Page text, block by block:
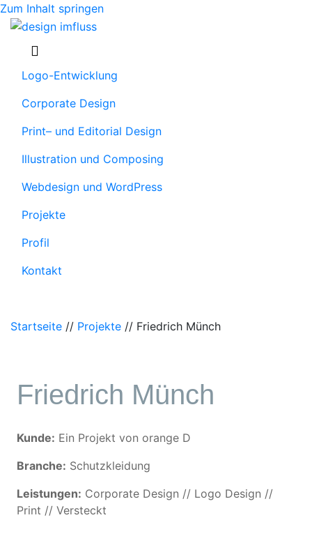
Zum Inhalt springen
Logo-Entwicklung
Corporate Design
Print– und Editorial Design
Illustration und Composing
Webdesign und WordPress
Projekte
Profil
Kontakt
Startseite // Projekte // Friedrich Münch
Friedrich Münch
Kunde: Ein Projekt von orange D
Branche: Schutzkleidung
Leistungen: Corporate Design // Logo Design //
Print // Versteckt